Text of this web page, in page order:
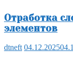
Отработка
элементов
dtneft 04.12.2025